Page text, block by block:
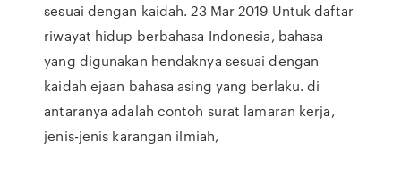
sesuai dengan kaidah. 23 Mar 2019 Untuk daftar
riwayat hidup berbahasa Indonesia, bahasa
yang digunakan hendaknya sesuai dengan
kaidah ejaan bahasa asing yang berlaku. di
antaranya adalah contoh surat lamaran kerja,
jenis-jenis karangan ilmiah,